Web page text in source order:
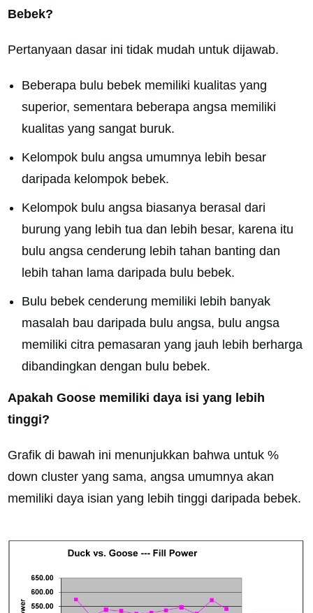
Bebek?
Pertanyaan dasar ini tidak mudah untuk dijawab.
Beberapa bulu bebek memiliki kualitas yang
superior, sementara beberapa angsa memiliki
kualitas yang sangat buruk.
Kelompok bulu angsa umumnya lebih besar
daripada kelompok bebek.
Kelompok bulu angsa biasanya berasal dari
burung yang lebih tua dan lebih besar, karena itu
bulu angsa cenderung lebih tahan banting dan
lebih tahan lama daripada bulu bebek.
Bulu bebek cenderung memiliki lebih banyak
masalah bau daripada bulu angsa, bulu angsa
memiliki citra pemasaran yang jauh lebih berharga
dibandingkan dengan bulu bebek.
Apakah Goose memiliki daya isi yang lebih
tinggi?
Grafik di bawah ini menunjukkan bahwa untuk %
down cluster yang sama, angsa umumnya akan
memiliki daya isian yang lebih tinggi daripada bebek.